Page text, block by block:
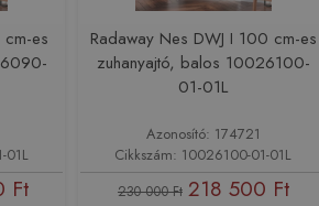
es
01L
Ft
Radaway Nes DWJ I 100 cm-es
zuhanyajtó, balos 10026100-
01-01L
Azonosító: 174721
Cikkszám: 10026100-01-01L
230 000 Ft 218 500 Ft